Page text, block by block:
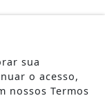
sua
o acesso,
nossos Termos